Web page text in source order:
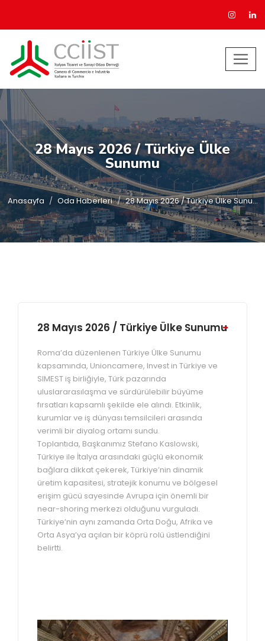
28 Mayıs 2026 / Türkiye Ülke
Sunumu
Anasayfa Oda Haberleri 28 Mayıs 2026 / Türkiye Ülke Sunu...
28 Mayıs 2026 / Türkiye Ülke Sunumu
Roma’da düzenlenen Türkiye Ülke Sunumu
kapsamında, Unioncamere, Invest in Türkiye ve
SIMEST iş birliğiyle, Türk pazarında
uluslararasılaşma ve sürdürülebilir büyüme
fırsatları kapsamlı şekilde ele alındı. Etkinlik,
kurumlar ve iş dünyası temsilcileri arasında
verimli bir diyalog ortamı sundu.
Toplantıda, Başkanımız Stefano Kaslowski,
Türkiye ile İtalya arasındaki güçlü ekonomik
bağlara dikkat çekerek, Türkiye’nin dinamik
üretim kapasitesi, stratejik konumu ve bölgesel
erişim gücü sayesinde Avrupa için önemli bir
near-shoring merkezi olduğunu vurguladı.
Türkiye’nin aynı zamanda Orta Doğu, Afrika ve
Orta Asya’ya açılan bir köprü rolü üstlendiğini
belirtti.